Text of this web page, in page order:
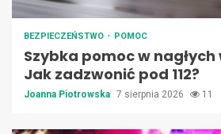
BEZPIECZEŃSTWO POMOC
Szybka pomoc w
Jak zadzwonić pod 112?
Joanna Piotrowska 7 sierpnia 2026 11